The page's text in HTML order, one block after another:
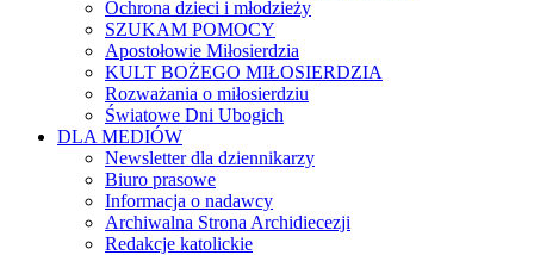
Ochrona dzieci i młodzieży
SZUKAM POMOCY
Apostołowie Miłosierdzia
KULT BOŻEGO MIŁOSIERDZIA
Rozważania o miłosierdziu
Światowe Dni Ubogich
DLA MEDIÓW
Newsletter dla dziennikarzy
Biuro prasowe
Informacja o nadawcy
Archiwalna Strona Archidiecezji
Redakcje katolickie